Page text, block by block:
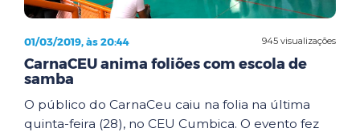
945 visualizações
01/03/2019, às 20:44
CarnaCEU anima foliões com escola de
samba
O público do CarnaCeu caiu na folia na última
quinta-feira (28), no CEU Cumbica. O evento fez